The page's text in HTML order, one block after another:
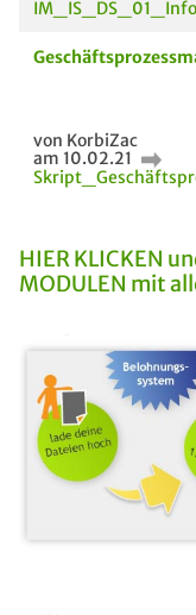
von KorbiZac
am 10.02.21
HIER KLICKEN
MODULEN mit